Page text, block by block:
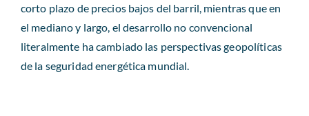
corto plazo de precios bajos del barril, mientras que en
el mediano y largo, el desarrollo no convencional
literalmente ha cambiado las perspectivas geopolíticas
de la seguridad energética mundial.